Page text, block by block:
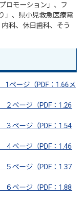
ロモーション」、フ
」、県小児救急医療電
科、休日歯科、そう
ページ（PDF：1.66メ
ページ（PDF：1.26
ページ（PDF：1.54
ページ（PDF：1.46
ページ（PDF：1.37
ページ（PDF：1.88